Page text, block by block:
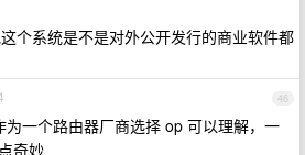
个系统是不是对外公开发行的商业软件都
46
为一个路由器厂商选择 op 可以理解，一
奇妙